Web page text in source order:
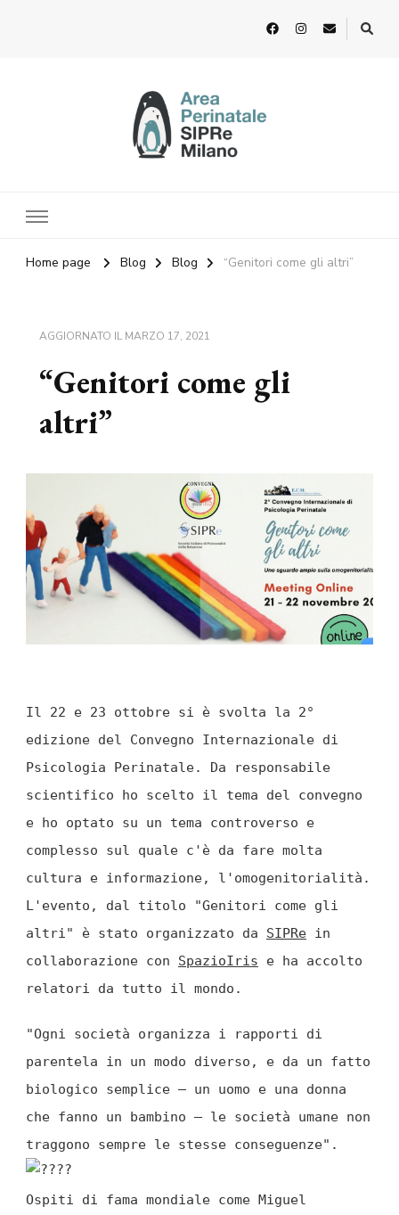
Home page Blog Blog “Genitori come gli altri”
AGGIORNATO ILMARZO 17, 2021
“Genitori come gli
altri”
Il 22 e 23 ottobre si è svolta la 2°
edizione del Convegno Internazionale di
Psicologia Perinatale. Da responsabile
scientifico ho scelto il tema del convegno
e ho optato su un tema controverso e
complesso sul quale c'è da fare molta
cultura e informazione, l'omogenitorialità.
L'evento, dal titolo "Genitori come gli
altri" è stato organizzato da SIPRe in
collaborazione con SpazioIris e ha accolto
relatori da tutto il mondo.
"Ogni società organizza i rapporti di
parentela in un modo diverso, e da un fatto
biologico semplice – un uomo e una donna
che fanno un bambino – le società umane non
traggono sempre le stesse conseguenze".
Ospiti di fama mondiale come Miguel